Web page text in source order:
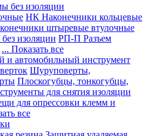
без изоляции
НК Наконечники кольцевые
штыревые втулочные
изоляции РП-П Разъем
... Показать все
и автомобильный инструмент
Шуруповерты,
Плоскогубцы, тонкогубцы,
для снятия изоляции
для опрессовки клемм и
все